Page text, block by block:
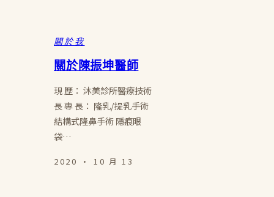
關於我
關於陳振坤醫師
現 歷： 沐美診所醫療技術
長 專 長： 隆乳/提乳手術
結構式隆鼻手術 隱痕眼
袋…
2020 · 10 月 13